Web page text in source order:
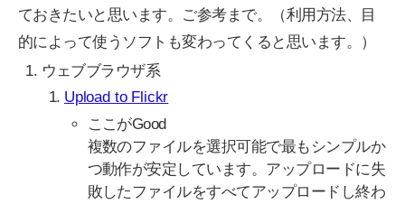
ておきたいと思います。ご参考まで。（利用方法、目
的によって使うソフトも変わってくると思います。）
ウェブブラウザ系
Upload to Flickr
ここがGood
複数のファイルを選択可能で最もシンプルか
つ動作が安定しています。アップロードに失
敗したファイルをすべてアップロードし終わ